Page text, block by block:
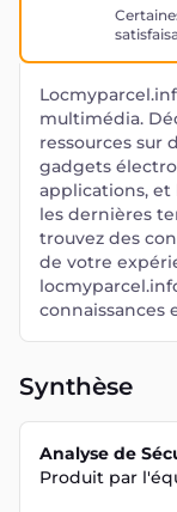
multimédia.
ressources sur
gadgets
applications, et
les dernières
trouvez des
de votre
connaissances
Synthèse
Analyse de
Produit par